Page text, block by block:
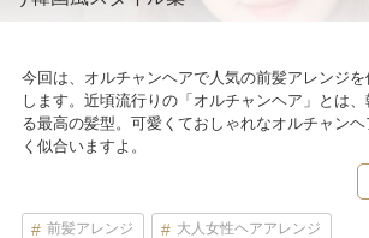
今回は、オルチャンヘアで人気の前髪アレンジ
します。近頃流行りの「オルチャンヘア」とは、
る最高の髪型。可愛くておしゃれなオルチャン
く似合いますよ。
前髪アレンジ 大人女性ヘアアレンジ